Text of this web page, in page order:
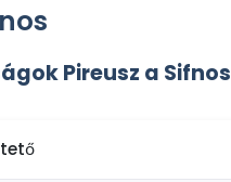
Pireusz a Sifnos